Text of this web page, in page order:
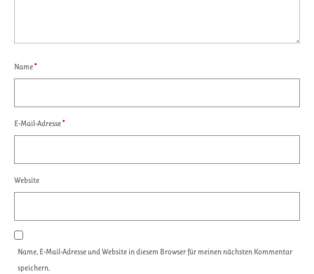
Name*
E-Mail-Adresse*
Website
Name, E-Mail-Adresse und Website in diesem Browser für meinen nächsten Kommentar
speichern.